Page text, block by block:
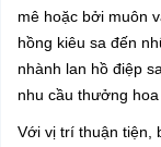
mê hoặc bởi muôn
hồng kiêu sa đến
nhành lan hồ điệp
nhu cầu thưởng
Với vị trí thuận tiện,